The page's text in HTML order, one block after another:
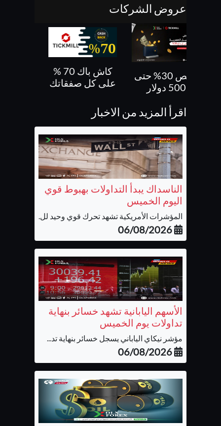
عروض الشركات
بونص 30% حتى
كاش باك 70 %
على كل صفقاتك
اقرأ المزيد من الاخبار
الناسداك يبدأ التداولات بهبوط قوي
اليوم الخميس
المؤشرات الأمريكية تشهد تحرك قوي وحيد لل...
06/08/2026
الأسهم اليابانية تشهد خسائر بنهاية
تداولات يوم الخميس
مؤشر نيكاي الياباني يسجل خسائر بنهاية تد...
06/08/2026